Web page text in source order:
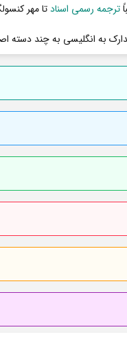
ترجمه رسمی اسنادتا مهر
به انگلیسی به چند دسته